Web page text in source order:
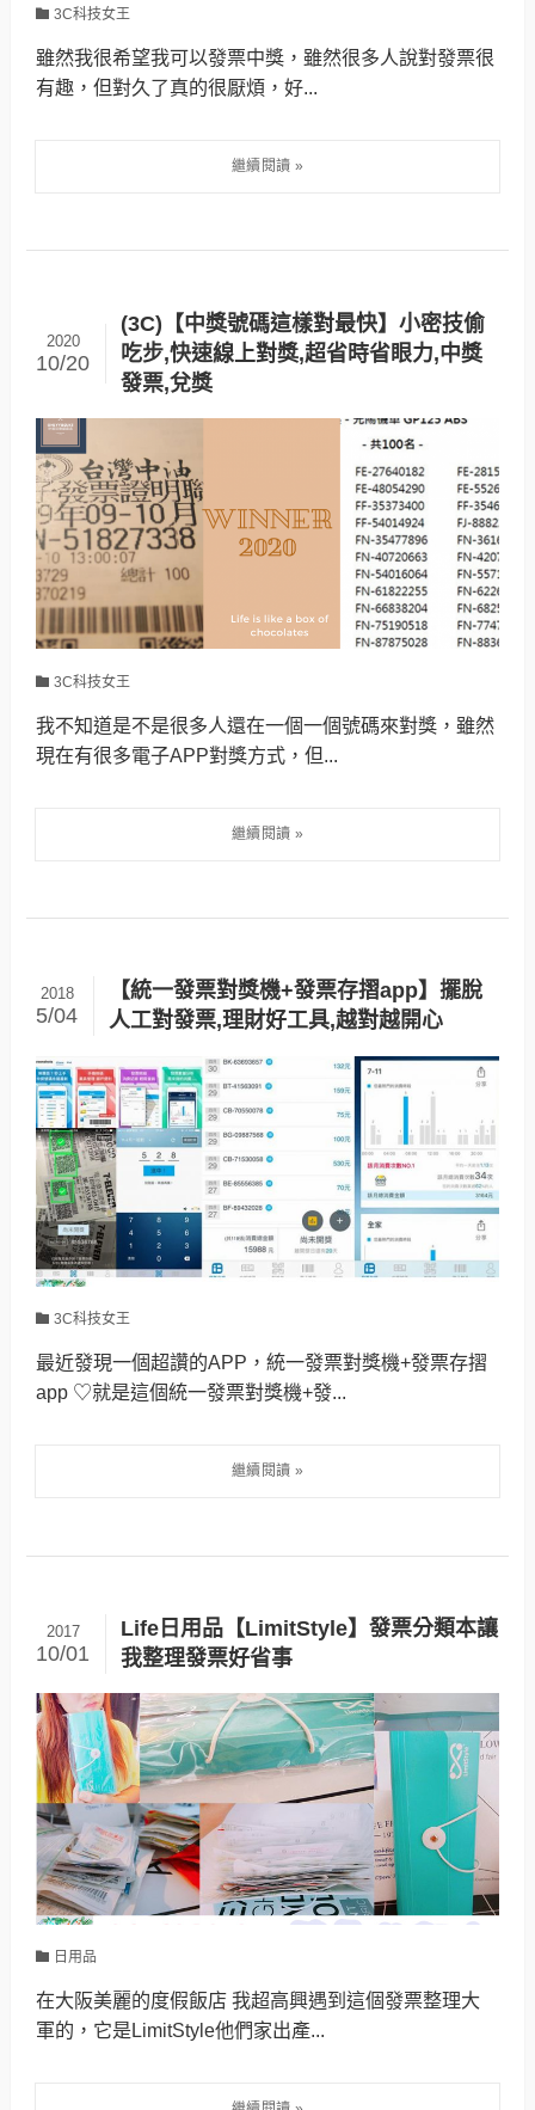
3C科技女王
雖然我很希望我可以發票中獎，雖然很多人說對發票很
有趣，但對久了真的很厭煩，好...
(3C)【中獎號碼這樣對最快】小密技偷
吃步,快速線上對獎,超省時省眼力,中獎
發票,兌獎
2020
10/20
3C科技女王
我不知道是不是很多人還在一個一個號碼來對獎，雖然
現在有很多電子APP對獎方式，但...
【統一發票對獎機+發票存摺app】擺脫
人工對發票,理財好工具,越對越開心
2018
5/04
3C科技女王
最近發現一個超讚的APP，統一發票對獎機+發票存摺
app ♡就是這個統一發票對獎機+發...
Life日用品【LimitStyle】發票分類本讓
我整理發票好省事
2017
10/01
日用品
在大阪美麗的度假飯店 我超高興遇到這個發票整理大
軍的，它是LimitStyle他們家出產...